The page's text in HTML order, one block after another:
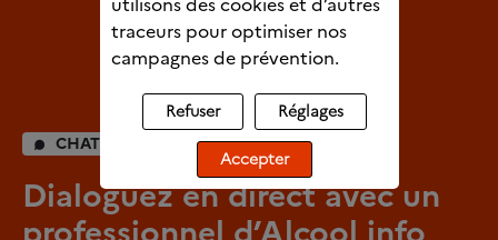
CHAT INDIVIDUEL
Dialoguez en direct avec un
traceurs pour optimiser nos
campagnes de prévention.
Refuser Réglages
Accepter